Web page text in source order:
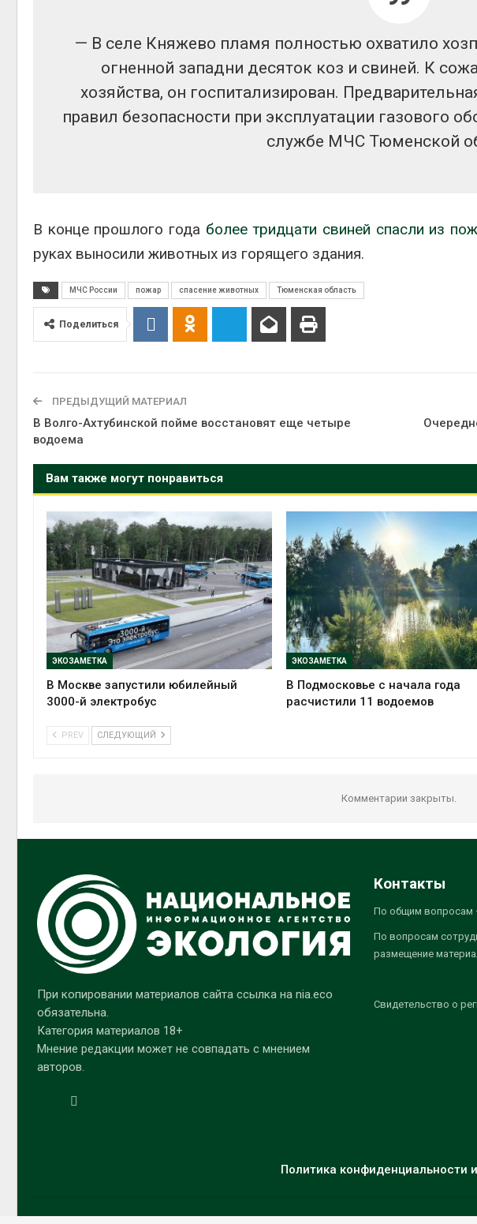
—‬ В селе Княжево пламя полностью охватило
огненной западни десяток коз и свиней. К
хозяйства, он госпитализирован.
правил безопасности при эксплуатации газового
службе МЧС Тюменской
В конце прошлого года более тридцати свиней спасли из
руках выносили животных из горящего здания.
МЧС России пожар спасение животных Тюменская область
Поделиться
ПРЕДЫДУЩИЙ МАТЕРИАЛ
В Волго-Ахтубинской пойме восстановят еще четыре
водоема
Вам также могут понравиться
ЭКОЗАМЕТКА
В Москве запустили юбилейный
3000-й электробус
ЭКОЗАМЕТКА
В Подмосковье с начала года
расчистили 11 водоемов
PREV СЛЕДУЮЩИЙ
Комментарии закрыты.
При копировании материалов сайта ссылка на nia.eco
обязательна.
Категория материалов 18+
Мнение редакции может не совпадать с мнением
авторов.
Контакты
По общим вопросам
По вопросам
размещение
Свидетельство о
Политика конфиденциальности